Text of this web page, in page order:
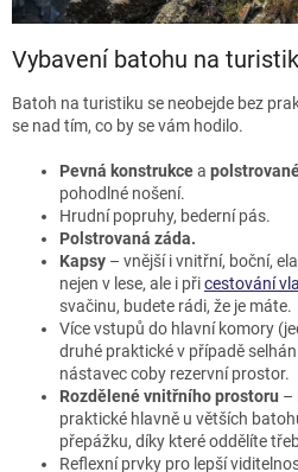
Vybavení batohu na
Batoh na turistiku se neobejde bez
se nad tím, co by se vám hodilo.
Pevná konstrukcea
pohodlné nošení.
Hrudní popruhy, bederní pás.
Polstrovaná záda.
Kapsy – vnější i vnitřní, boční,
nejen v lese, ale i přicestování
svačinu, budete rádi, že je máte.
Více vstupů do hlavní komory
druhé praktické v případě
nástavec coby rezervní prostor.
Rozdělené vnitřního prostoru –
praktické hlavně u větších
přepážku, díky které oddělíte
Reflexní prvky pro lepší